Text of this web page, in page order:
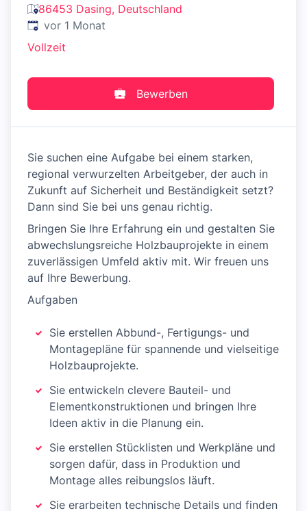
86453 Dasing, Deutschland
Veröffentlicht:
vor 1 Monat
Vollzeit
Bewerben
Sie suchen eine Aufgabe bei einem starken,
regional verwurzelten Arbeitgeber, der auch in
Zukunft auf Sicherheit und Beständigkeit setzt?
Dann sind Sie bei uns genau richtig.
Bringen Sie Ihre Erfahrung ein und gestalten Sie
abwechslungsreiche Holzbauprojekte in einem
zuverlässigen Umfeld aktiv mit. Wir freuen uns
auf Ihre Bewerbung.
Aufgaben
Sie erstellen Abbund-, Fertigungs- und
Montagepläne für spannende und vielseitige
Holzbauprojekte.
Sie entwickeln clevere Bauteil- und
Elementkonstruktionen und bringen Ihre
Ideen aktiv in die Planung ein.
Sie erstellen Stücklisten und Werkpläne und
sorgen dafür, dass in Produktion und
Montage alles reibungslos läuft.
Sie erarbeiten technische Details und finden